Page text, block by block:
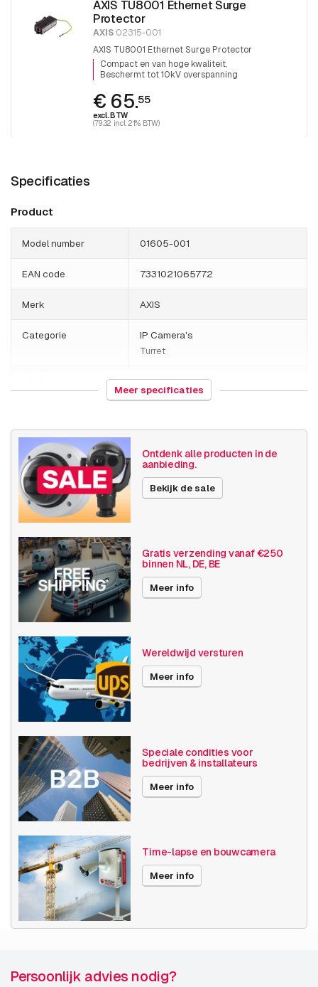
AXIS TU8001 Ethernet Surge
Protector
AXIS 02315-001
AXIS TU8001 Ethernet Surge Protector
Compact en van hoge kwaliteit
Beschermt tot 10kV overspanning
€ 65.55
excl. BTW
(79.32 incl. 21% BTW)
Specificaties
Product
Model number 01605-001
EAN code 7331021065772
Merk AXIS
Categorie
IP Camera's
Turret
852589
Gewicht
Grootte (lxbxh) 110 x 124 x 118 millimeters
Camera
eigenschappen
Buiten camera
Basis functionaliteit
Dag en nacht
SD opslag
Resolutie 4MP
Axis Series
Power over Ethernet 15W
Maximale Beeldhoek 101° -130°
Videocompressie
MJPEG
Publicatiedatum 05-02-2020
END-OF-LIFE sinds
Meer specificaties
Ontdenk alle producten in de
aanbieding.
Bekijk de sale
Gratis verzending vanaf €250
binnen NL, DE, BE
Meer info
Wereldwijd versturen
Meer info
Speciale condities voor
bedrijven & installateurs
Meer info
Time-lapse en bouwcamera
Meer info
Persoonlijk advies nodig?